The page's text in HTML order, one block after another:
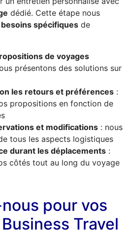
dédié. Cette étape nous
spécifiques de
de voyages
présentons des solutions sur
les retours et préférences :
propositions en fonction de
et modifications : nous
tous les aspects logistiques
durant les déplacements :
côtés tout au long du voyage
pour vos
Travel